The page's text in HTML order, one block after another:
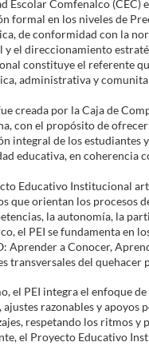
Escolar Comfenalco
formal en los niveles de
de conformidad con la
y el direccionamiento
constituye el referente
administrativa y
creada por la Caja de
con el propósito de
integral de los estudiantes
educativa, en coherencia
Educativo Institucional
que orientan los procesos
la autonomía, la
el PEI se fundamenta en
Aprender a Conocer,
transversales del quehacer
el PEI integra el enfoque
ajustes razonables y apoyos
respetando los ritmos y
el Proyecto Educativo